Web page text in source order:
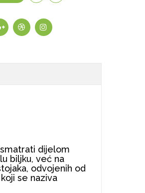
dijelom
biljku, već na
odvojenih od
se naziva